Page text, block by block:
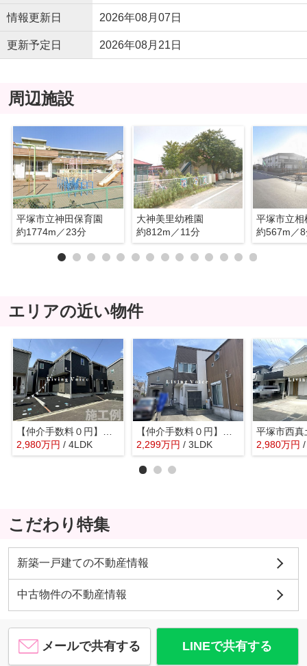
情報更新日 2026年08月07日
更新予定日 2026年08月21日
周辺施設
平塚市立神田保育園
約1774m／23分
大神美里幼稚園
約812m／11分
平塚市立相
約567m／
エリアの近い物件
【仲介手数料０円】平塚市四之宮第28 新築一戸建て 全4棟
2,980万円 / 4LDK
【仲介手数料０円】平塚市片岡 中古一戸建て
2,299万円 / 3LDK 2,980万円
こだわり特集
新築一戸建ての不動産情報
中古物件の不動産情報
メールで共有する LINEで共有する